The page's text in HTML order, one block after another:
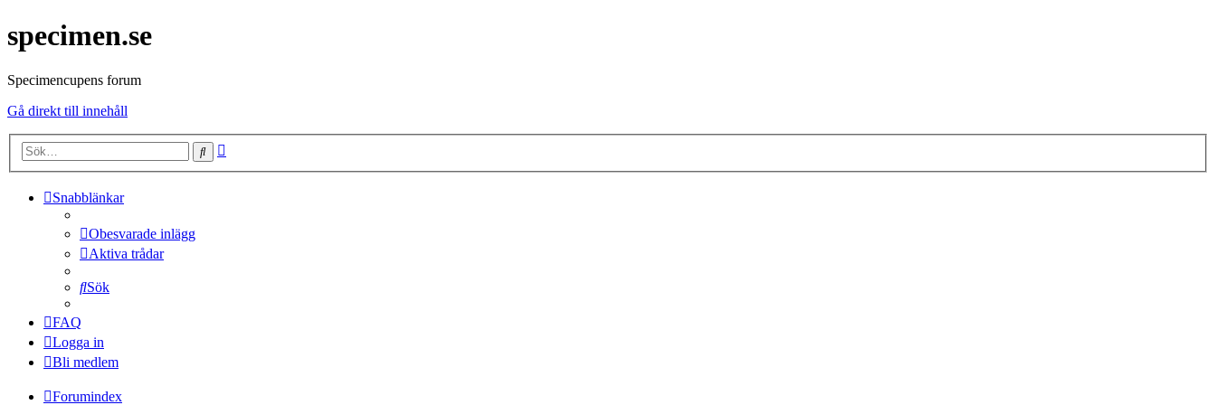
specimen.se
Specimencupens forum
Gå direkt till innehåll
Sök
Snabblänkar
Obesvarade inlägg
Aktiva trådar
Sök
FAQ
Logga in
Bli medlem
Forumindex